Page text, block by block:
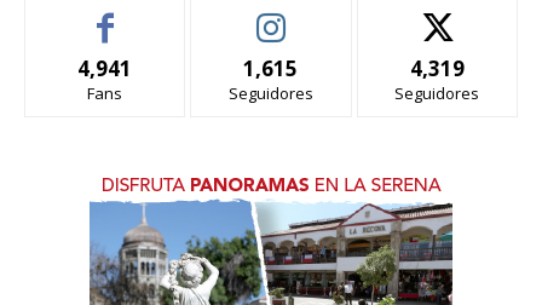
4,941
Fans
1,615
Seguidores
4,319
Seguidores